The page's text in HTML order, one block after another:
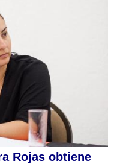
Rojas obtiene